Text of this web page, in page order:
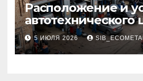
Расположение и
автотехнического
районе 84-го
МКАД
5 ИЮЛЯ 2026